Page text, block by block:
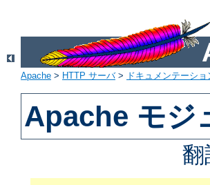
Apache > HTTP サーバ> ドキュメンテーショ
Apache モジ